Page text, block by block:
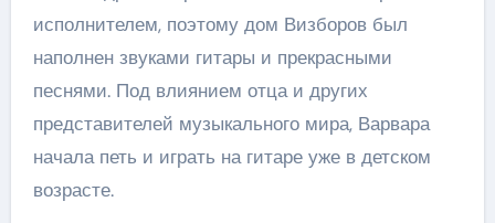
исполнителем, поэтому дом Визборов был
наполнен звуками гитары и прекрасными
песнями. Под влиянием отца и других
представителей музыкального мира, Варвара
начала петь и играть на гитаре уже в детском
возрасте.